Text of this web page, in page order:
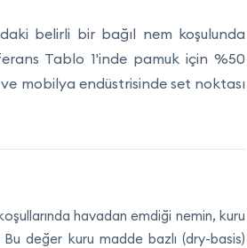
belirli bir bağıl nem koşulunda
Tablo 1'inde pamuk için %50
mobilya endüstrisinde set noktası
havadan emdiği nemin, kuru
değer kuru madde bazlı (dry-basis)